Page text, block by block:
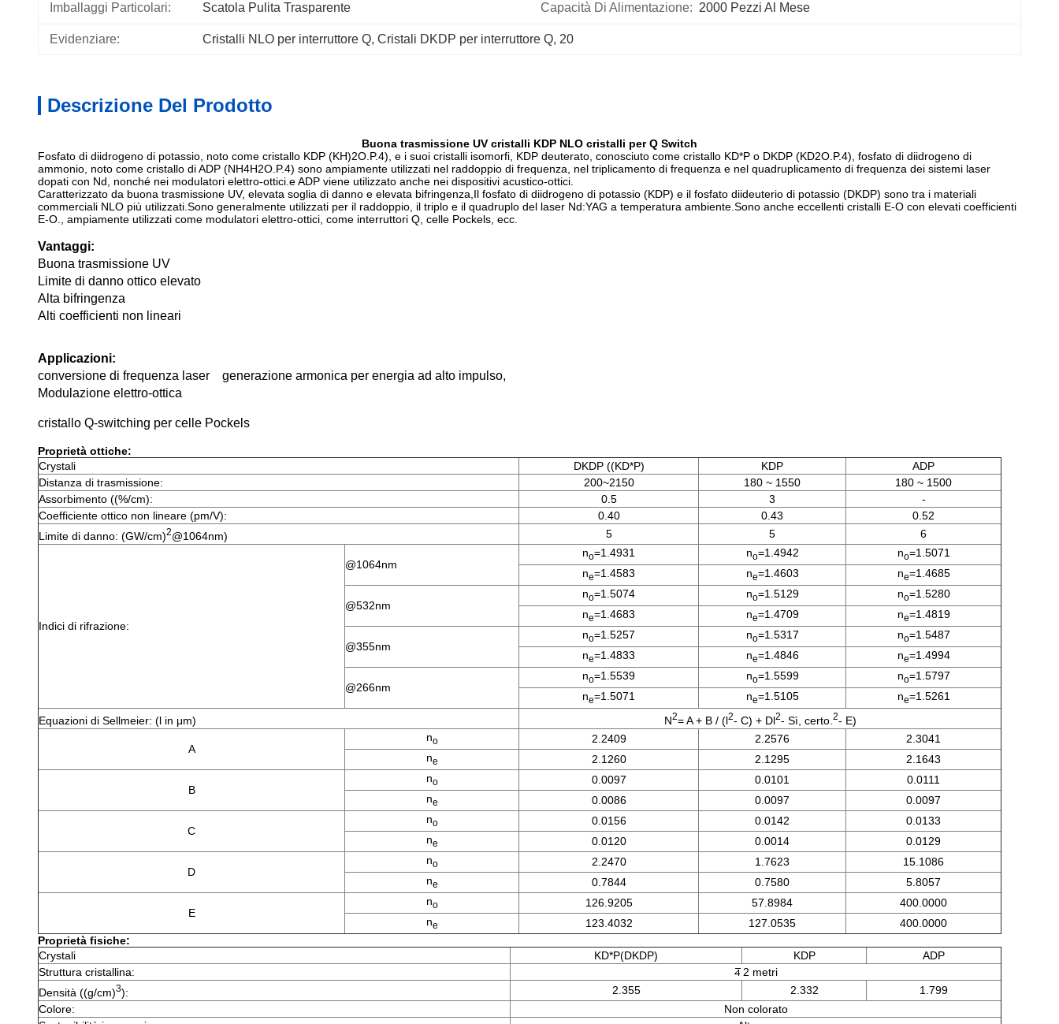
Imballaggi Particolari: Scatola Pulita Trasparente Capacità Di Alimentazione: 2000 Pezzi Al Mese
Evidenziare: Cristalli NLO per interruttore Q, Cristali DKDP per interruttore Q, 20
Descrizione Del Prodotto
Buona trasmissione UV cristalli KDP NLO cristalli per Q Switch
Fosfato di diidrogeno di potassio, noto come cristallo KDP (KH)2O.P.4), e i suoi cristalli isomorfi, KDP deuterato, conosciuto come cristallo KD*P o DKDP (KD2O.P.4), fosfato di diidrogeno di
ammonio, noto come cristallo di ADP (NH4H2O.P.4) sono ampiamente utilizzati nel raddoppio di frequenza, nel triplicamento di frequenza e nel quadruplicamento di frequenza dei sistemi laser
dopati con Nd, nonché nei modulatori elettro-ottici.e ADP viene utilizzato anche nei dispositivi acustico-ottici.
Caratterizzato da buona trasmissione UV, elevata soglia di danno e elevata bifringenza,Il fosfato di diidrogeno di potassio (KDP) e il fosfato diideuterio di potassio (DKDP) sono tra i materiali
commerciali NLO più utilizzati.Sono generalmente utilizzati per il raddoppio, il triplo e il quadruplo del laser Nd:YAG a temperatura ambiente.Sono anche eccellenti cristalli E-O con elevati coefficienti
E-O., ampiamente utilizzati come modulatori elettro-ottici, come interruttori Q, celle Pockels, ecc.
Vantaggi:
Buona trasmissione UV
Limite di danno ottico elevato
Alta bifringenza
Alti coefficienti non lineari
Applicazioni:
conversione di frequenza laser    generazione armonica per energia ad alto impulso,
Modulazione elettro-ottica
cristallo Q-switching per celle Pockels
Proprietà ottiche:
Crystali
DKDP ((KD*P) KDP
ADP
Distanza di trasmissione:
200~2150 180 ~ 1550
180 ~ 1500
Assorbimento ((%/cm):
0.5 3
-
Coefficiente ottico non lineare (pm/V):
0.40 0.43
0.52
Limite di danno: (GW/cm)2@1064nm) 5 5 6
Indici di rifrazione:
@1064nm
no=1.4931 no=1.4942 no=1.5071
ne=1.4583 ne=1.4603 ne=1.4685
@532nm
no=1.5074 no=1.5129 no=1.5280
ne=1.4683 ne=1.4709 ne=1.4819
@355nm
no=1.5257 no=1.5317 no=1.5487
ne=1.4833 ne=1.4846 ne=1.4994
@266nm
no=1.5539 no=1.5599 no=1.5797
ne=1.5071 ne=1.5105 ne=1.5261
Equazioni di Sellmeier: (l in μm)
N2= A + B / (l2- C) + Dl2- Sì, certo. 2- E)
A
no 2.2409 2.2576
2.3041
ne 2.1260 2.1295 2.1643
B
no 0.0097 0.0101
0.0111
ne 0.0086 0.0097 0.0097
C
no 0.0156 0.0142
0.0133
ne 0.0120 0.0014 0.0129
D
no 2.2470 1.7623
15.1086
ne 0.7844 0.7580 5.8057
E
no 126.9205 57.8984
400.0000
ne 123.4032 127.0535
400.0000
Proprietà fisiche:
Crystali
KD*P(DKDP) KDP
ADP
Struttura cristallina:
2 metri
Densità ((g/cm)3): 2.355 2.332
1.799
Colore:
Non colorato